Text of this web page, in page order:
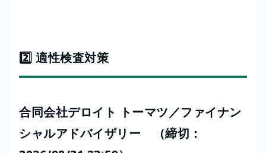
2️⃣ 適性検査対策
合同会社デロイト トーマツ／ファイナン
シャルアドバイザリー （締切：